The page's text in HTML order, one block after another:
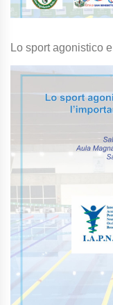
Lo sport agonistico